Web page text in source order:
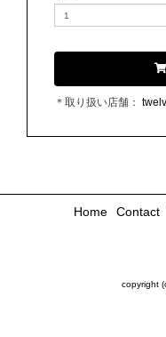
＊取り扱い店舗：
Home Contact
copyright